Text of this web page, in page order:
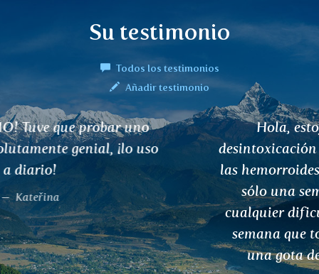
Su testimonio
Todos los testimonios
Añadir testimonio
Hola, estoy usando su cura de
desintoxicación de la sangre y la piel para
las hemorroides y es increíble. Después de
sólo una semana ya estaba libre de
cualquier dificultad. Ahora es la tercera
semana que tomo la cura y todavía ni
una gota de sangre. ¡Un milagro!